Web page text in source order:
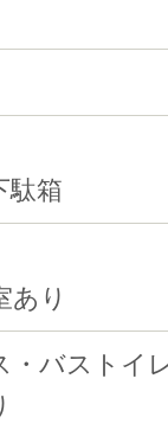
駄箱
あり
・バストイ